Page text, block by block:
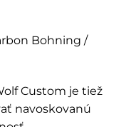
Bohning /
Custom je tiež
navoskovanú